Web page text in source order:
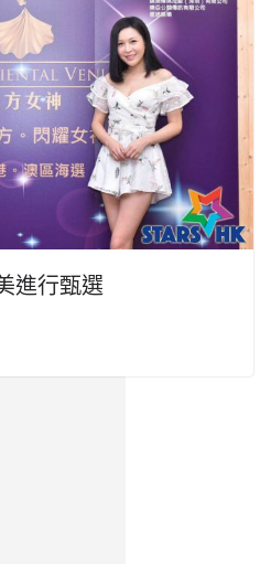
進行甄選